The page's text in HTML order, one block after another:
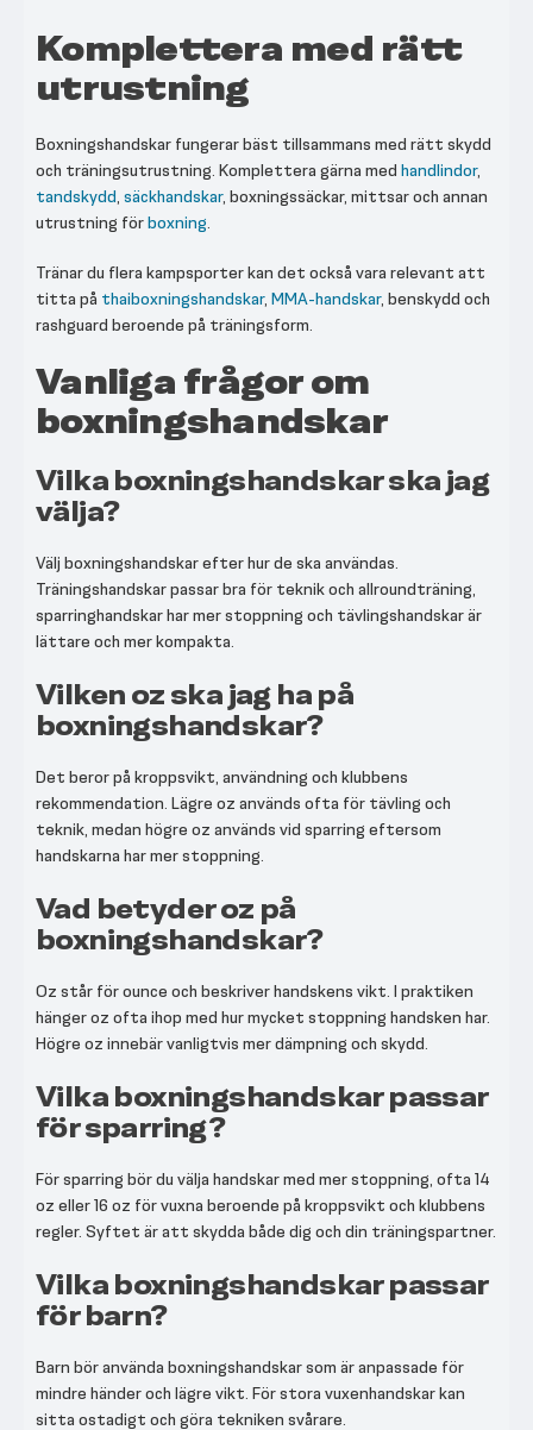
Komplettera med rätt
utrustning
Boxningshandskar fungerar bäst tillsammans med rätt skydd
och träningsutrustning. Komplettera gärna med handlindor,
tandskydd, säckhandskar, boxningssäckar, mittsar och annan
utrustning förboxning.
Tränar du flera kampsporter kan det också vara relevant att
titta på thaiboxningshandskar, MMA-handskar, benskydd och
rashguard beroende på träningsform.
Vanliga frågor om
boxningshandskar
Vilka boxningshandskar ska jag
välja?
Välj boxningshandskar efter hur de ska användas.
Träningshandskar passar bra för teknik och allroundträning,
sparringhandskar har mer stoppning och tävlingshandskar är
lättare och mer kompakta.
Vilken oz ska jag ha på
boxningshandskar?
Det beror på kroppsvikt, användning och klubbens
rekommendation. Lägre oz används ofta för tävling och
teknik, medan högre oz används vid sparring eftersom
handskarna har mer stoppning.
Vad betyder oz på
boxningshandskar?
Oz står för ounce och beskriver handskens vikt. I praktiken
hänger oz ofta ihop med hur mycket stoppning handsken har.
Högre oz innebär vanligtvis mer dämpning och skydd.
Vilka boxningshandskar passar
för sparring?
För sparring bör du välja handskar med mer stoppning, ofta 14
oz eller 16 oz för vuxna beroende på kroppsvikt och klubbens
regler. Syftet är att skydda både dig och din träningspartner.
Vilka boxningshandskar passar
för barn?
Barn bör använda boxningshandskar som är anpassade för
mindre händer och lägre vikt. För stora vuxenhandskar kan
sitta ostadigt och göra tekniken svårare.